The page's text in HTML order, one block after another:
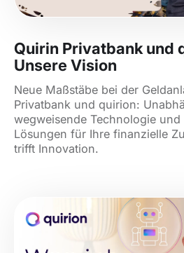
Quirin Privatbank und
Unsere Vision
Neue Maßstäbe bei der
Privatbank und quirion:
wegweisende Technologie
Lösungen für Ihre finanzielle
trifft Innovation.